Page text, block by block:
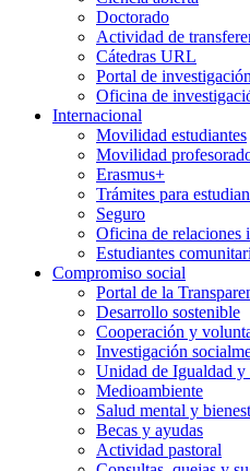
Doctorado
Actividad de
Cátedras URL
Portal de
Oficina de
Internacional
Movilidad estudiantes
Movilidad
Erasmus+
Trámites para
Seguro
Oficina de relaciones
Estudiantes
Compromiso social
Portal de la
Desarrollo sostenible
Cooperación y
Investigación
Unidad de Igualdad y
Medioambiente
Salud mental y
Becas y ayudas
Actividad pastoral